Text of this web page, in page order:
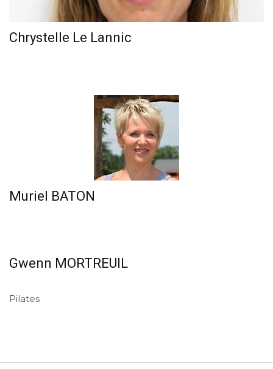
Chrystelle Le Lannic
Muriel BATON
Gwenn MORTREUIL
Pilates